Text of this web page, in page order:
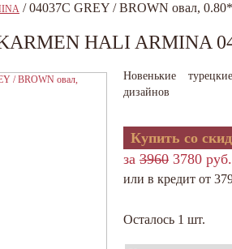
/ 04037C GREY / BROWN овал,
HALI ARMINA
Новенькие
дизайнов
Купить со
за 3960 3780 руб.
или в кредит от
Осталось 1 шт.